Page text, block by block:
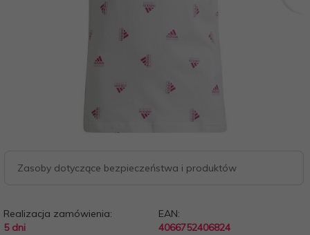
Zasoby dotyczące bezpieczeństwa i produktów
Realizacja zamówienia:
5 dni
EAN:
4066752406824